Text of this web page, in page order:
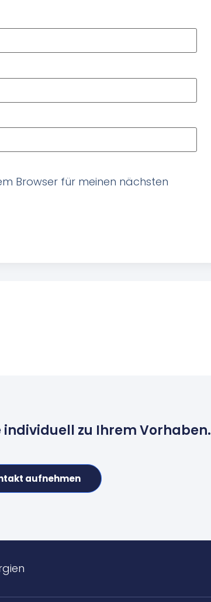
Browser für meinen nächsten
zu Ihrem Vorhaben.
aufnehmen